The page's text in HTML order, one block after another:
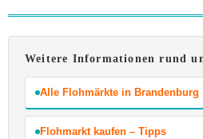
Weitere Informationen rund
Alle Flohmärkte in Brandenburg
Flohmarkt kaufen – Tipps